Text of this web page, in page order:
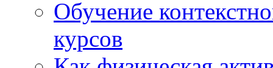
Обучение
курсов